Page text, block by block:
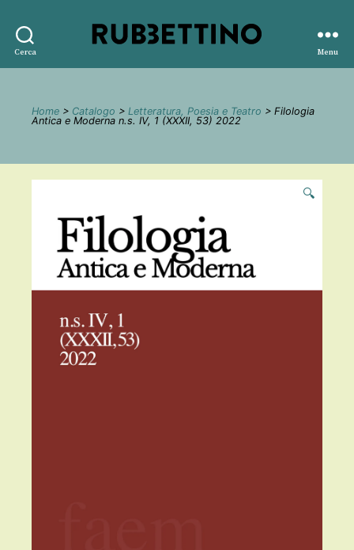
Cerca
editore
Menu
Home > Catalogo > Letteratura, Poesia e Teatro > Filologia
Antica e Moderna n.s. IV, 1 (XXXII, 53) 2022
🔍